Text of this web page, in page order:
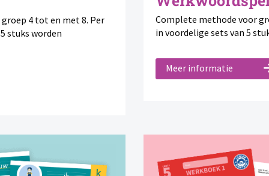
4 tot en met 8. Per
stuks worden
Complete methode voor
in voordelige sets van 5
Meer informatie